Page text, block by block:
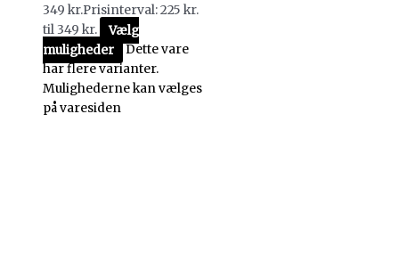
349 kr.Prisinterval: 225 kr.
til 349 kr.
Vælg
muligheder
Dette vare
har flere varianter.
Mulighederne kan vælges
på varesiden